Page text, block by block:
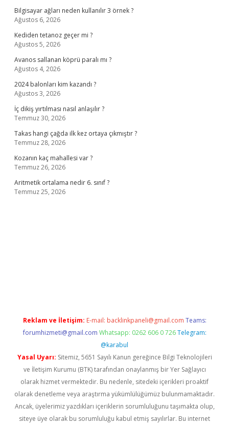
Bilgisayar ağları neden kullanılır 3 örnek ?
Ağustos 6, 2026
Kediden tetanoz geçer mi ?
Ağustos 5, 2026
Avanos sallanan köprü paralı mı ?
Ağustos 4, 2026
2024 balonları kim kazandı ?
Ağustos 3, 2026
İç dikiş yırtılması nasıl anlaşılır ?
Temmuz 30, 2026
Takas hangi çağda ilk kez ortaya çıkmıştır ?
Temmuz 28, 2026
Kozanın kaç mahallesi var ?
Temmuz 26, 2026
Aritmetik ortalama nedir 6. sınıf ?
Temmuz 25, 2026
Reklam ve İletişim: E-mail: backlinkpaneli@gmail.com Teams:
forumhizmeti@gmail.com Whatsapp: 0262 606 0 726 Telegram:
@karabul
Yasal Uyarı: Sitemiz, 5651 Sayılı Kanun gereğince Bilgi Teknolojileri
ve İletişim Kurumu (BTK) tarafından onaylanmış bir Yer Sağlayıcı
olarak hizmet vermektedir. Bu nedenle, sitedeki içerikleri proaktif
olarak denetleme veya araştırma yükümlülüğümüz bulunmamaktadır.
Ancak, üyelerimiz yazdıkları içeriklerin sorumluluğunu taşımakta olup,
siteye üye olarak bu sorumluluğu kabul etmiş sayılırlar. Bu internet